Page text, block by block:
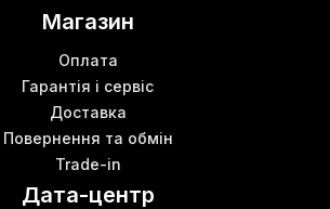
Магазин
Оплата
Гарантія і сервіс
Доставка
Повернення та обмін
Trade-in
Дата-центр